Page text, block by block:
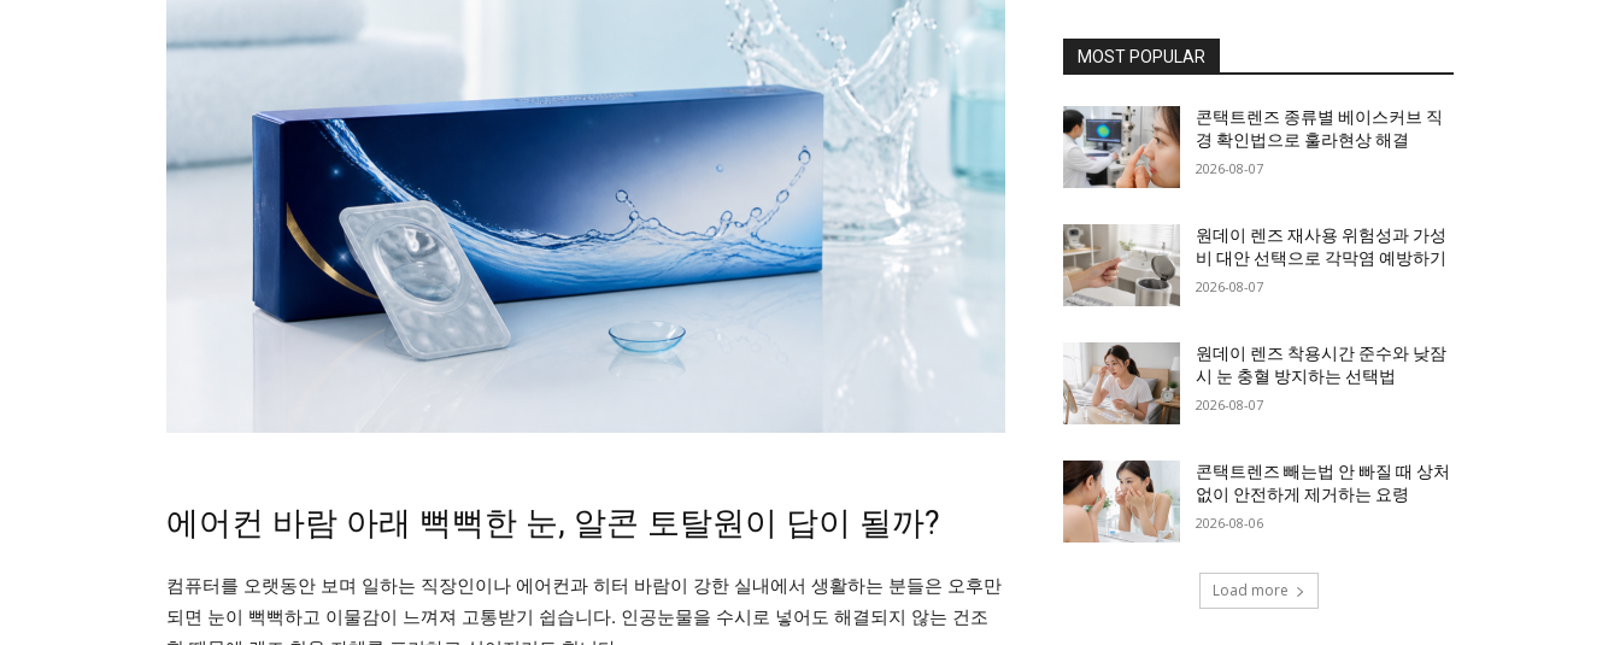
에어컨 바람 아래 뻑뻑한 눈, 알콘 토탈원이 답이 될까?
컴퓨터를 오랫동안 보며 일하는 직장인이나 에어컨과 히터 바람이 강한 실내에서 생활하는 분들은 오후만
되면 눈이 뻑뻑하고 이물감이 느껴져 고통받기 쉽습니다. 인공눈물을 수시로 넣어도 해결되지 않는 건조
MOST POPULAR
콘택트렌즈 종류별 베이스커브 직
경 확인법으로 훌라현상 해결
2026-08-07
원데이 렌즈 재사용 위험성과 가성
비 대안 선택으로 각막염 예방하기
2026-08-07
원데이 렌즈 착용시간 준수와 낮잠
시 눈 충혈 방지하는 선택법
2026-08-07
콘택트렌즈 빼는법 안 빠질 때 상처
없이 안전하게 제거하는 요령
2026-08-06
Load more